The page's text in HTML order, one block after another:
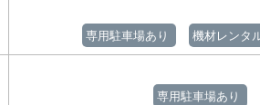
専用駐車場あり 機材レンタ
専用駐車場あり